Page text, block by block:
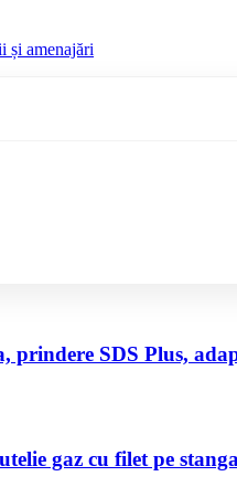
și amenajări
prindere SDS Plus,
gaz cu filet pe